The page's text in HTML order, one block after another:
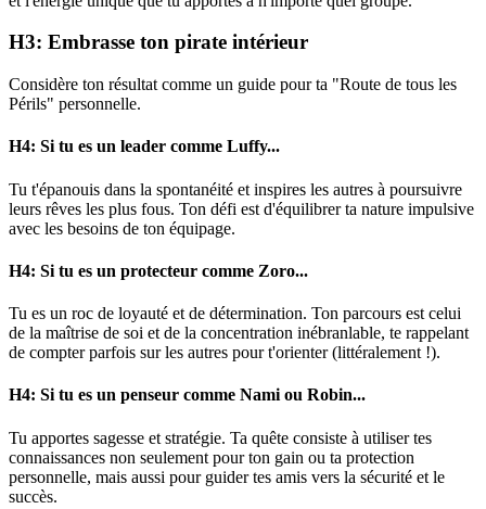
H3: Embrasse ton pirate intérieur
Considère ton résultat comme un guide pour ta "Route de tous les
Périls" personnelle.
H4: Si tu es un leader comme Luffy...
Tu t'épanouis dans la spontanéité et inspires les autres à poursuivre
leurs rêves les plus fous. Ton défi est d'équilibrer ta nature impulsive
avec les besoins de ton équipage.
H4: Si tu es un protecteur comme Zoro...
Tu es un roc de loyauté et de détermination. Ton parcours est celui
de la maîtrise de soi et de la concentration inébranlable, te rappelant
de compter parfois sur les autres pour t'orienter (littéralement !).
H4: Si tu es un penseur comme Nami ou Robin...
Tu apportes sagesse et stratégie. Ta quête consiste à utiliser tes
connaissances non seulement pour ton gain ou ta protection
personnelle, mais aussi pour guider tes amis vers la sécurité et le
succès.